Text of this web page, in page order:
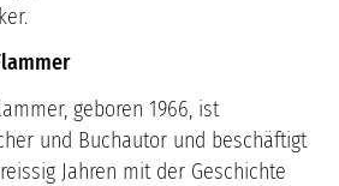
geboren 1966, ist
und Buchautor und beschäftigt
Jahren mit der Geschichte